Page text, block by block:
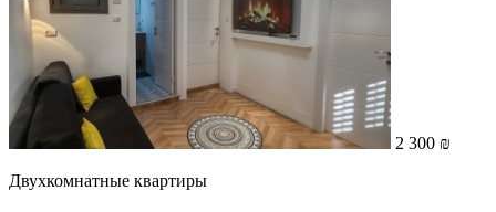
2 300 ₪
Двухкомнатные квартиры